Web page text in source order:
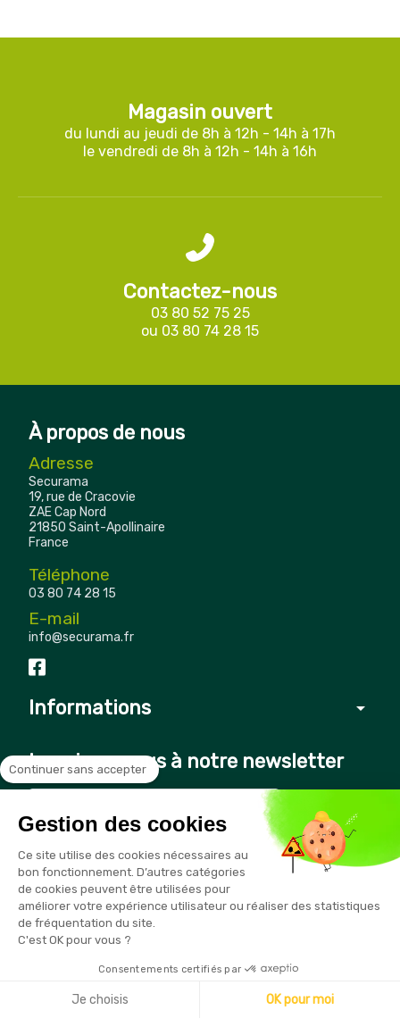
Magasin ouvert
du lundi au jeudi de 8h à 12h - 14h à 17h
le vendredi de 8h à 12h - 14h à 16h
Contactez-nous
03 80 52 75 25
ou 03 80 74 28 15
À propos de nous
Adresse
Securama
19, rue de Cracovie
ZAE Cap Nord
21850 Saint-Apollinaire
France
Téléphone
03 80 74 28 15
E-mail
info@securama.fr
Informations arrow_drop_down
Inscrivez-vous à notre newsletter
Vous pouvez vous désinscrire à tout moment en cliquant sur le
lien présent dans nos emails
Copyright © 2026 - Sécurama
Continuer sans accepter
Gestion des cookies
Ce site utilise des cookies nécessaires au
bon fonctionnement. D’autres catégories
de cookies peuvent être utilisées pour
améliorer votre expérience utilisateur ou réaliser des statistiques
de fréquentation du site.
C'est OK pour vous ?
Consentements certifiés par
Je choisis OK pour moi